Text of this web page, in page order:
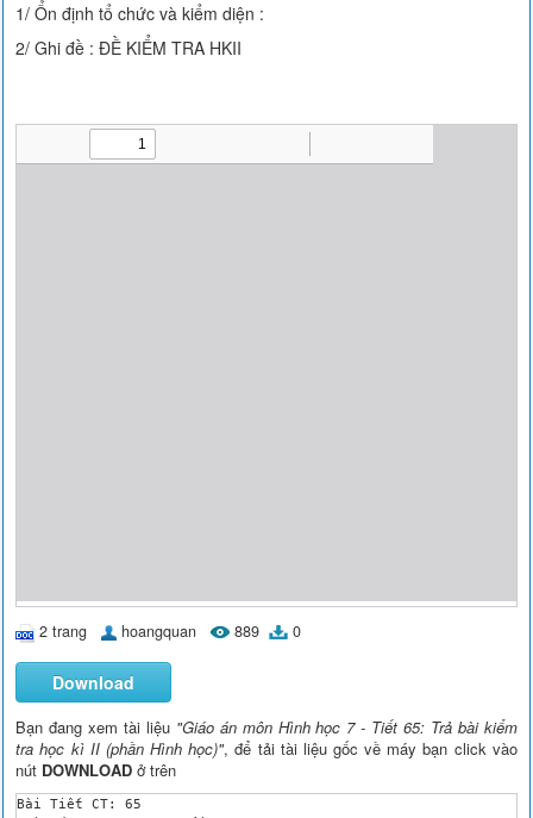
1/ Ổn định tổ chức và kiểm diện :
2/ Ghi đề : ĐỀ KIỂM TRA HKII
2 trang hoangquan 889 0
Download
Bạn đang xem tài liệu "Giáo án môn Hình học 7 - Tiết 65: Trả bài kiểm
tra học kì II (phần Hình học)", để tải tài liệu gốc về máy bạn click vào
nút DOWNLOAD ở trên
Bài Tiết CT: 65